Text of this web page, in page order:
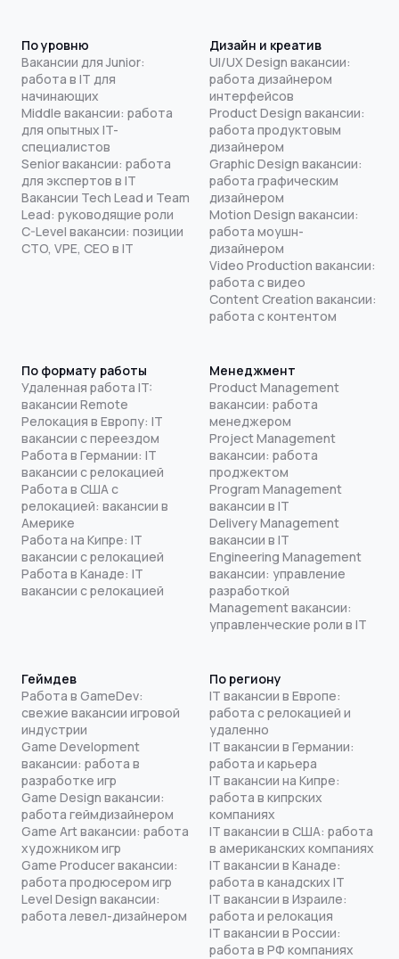
По уровню
Вакансии для Junior:
работа в IT для
начинающих
Middle вакансии: работа
для опытных IT-
специалистов
Senior вакансии: работа
для экспертов в IT
Вакансии Tech Lead и Team
Lead: руководящие роли
C-Level вакансии: позиции
CTO, VPE, CEO в IT
Дизайн и креатив
UI/UX Design вакансии:
работа дизайнером
интерфейсов
Product Design вакансии:
работа продуктовым
дизайнером
Graphic Design вакансии:
работа графическим
дизайнером
Motion Design вакансии:
работа моушн-
дизайнером
Video Production вакансии:
работа с видео
Content Creation вакансии:
работа с контентом
По формату работы
Удаленная работа IT:
вакансии Remote
Релокация в Европу: IT
вакансии с переездом
Работа в Германии: IT
вакансии с релокацией
Работа в США с
релокацией: вакансии в
Америке
Работа на Кипре: IT
вакансии с релокацией
Работа в Канаде: IT
вакансии с релокацией
Менеджмент
Product Management
вакансии: работа
менеджером
Project Management
вакансии: работа
проджектом
Program Management
вакансии в IT
Delivery Management
вакансии в IT
Engineering Management
вакансии: управление
разработкой
Management вакансии:
управленческие роли в IT
Геймдев
Работа в GameDev:
свежие вакансии игровой
индустрии
Game Development
вакансии: работа в
разработке игр
Game Design вакансии:
работа геймдизайнером
Game Art вакансии: работа
художником игр
Game Producer вакансии:
работа продюсером игр
Level Design вакансии:
работа левел-дизайнером
По региону
IT вакансии в Европе:
работа с релокацией и
удаленно
IT вакансии в Германии:
работа и карьера
IT вакансии на Кипре:
работа в кипрских
компаниях
IT вакансии в США: работа
в американских компаниях
IT вакансии в Канаде:
работа в канадских IT
IT вакансии в Израиле:
работа и релокация
IT вакансии в России:
работа в РФ компаниях